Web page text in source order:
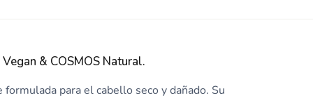
& COSMOS Natural.
para el cabello seco y dañado. Su